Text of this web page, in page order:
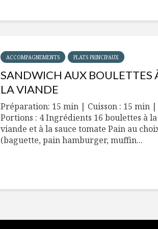
ACCOMPAGNEMENTS PLATS PRINCIPAUX
SANDWICH AUX BOULETTES
LA VIANDE
Préparation: 15 min | Cuisson : 15 min |
Portions : 4 Ingrédients 16 boulettes à la
viande et à la sauce tomate Pain au
(baguette, pain hamburger, muffin...